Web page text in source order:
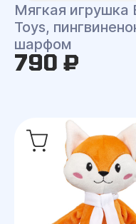
Мягкая игрушка
Toys,
шарфом
790 ₽